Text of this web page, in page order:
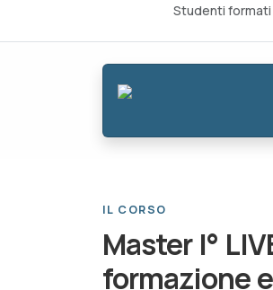
Studenti formati
IL CORSO
Master I°
formazione